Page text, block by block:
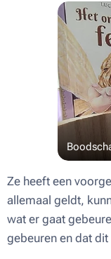
Ze heeft een
allemaal geldt,
wat er gaat
gebeuren en dat